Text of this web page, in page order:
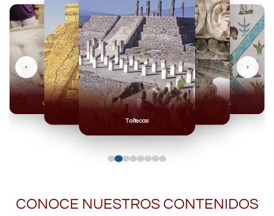
Toltecas
Mexicas
Olmecas
‹ ›
CONOCE NUESTROS CONTENIDOS